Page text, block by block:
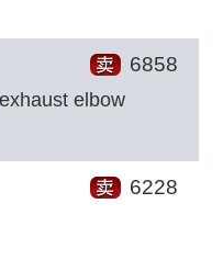
6858
elbow
6228